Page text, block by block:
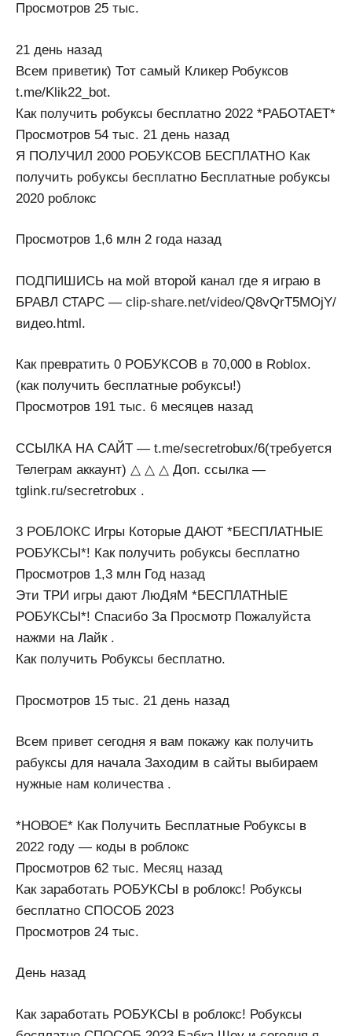
Просмотров 25 тыс.
21 день назад
Всем приветик) Тот самый Кликер Робуксов
t.me/Klik22_bot.
Как получить робуксы бесплатно 2022 *РАБОТАЕТ*
Просмотров 54 тыс. 21 день назад
Я ПОЛУЧИЛ 2000 РОБУКСОВ БЕСПЛАТНО Как
получить робуксы бесплатно Бесплатные робуксы
2020 роблокс
Просмотров 1,6 млн 2 года назад
ПОДПИШИСЬ на мой второй канал где я играю в
БРАВЛ СТАРС — clip-share.net/video/Q8vQrT5MOjY/
видео.html.
Как превратить 0 РОБУКСОВ в 70,000 в Roblox.
(как получить бесплатные робуксы!)
Просмотров 191 тыс. 6 месяцев назад
ССЫЛКА НА САЙТ — t.me/secretrobux/6(требуется
Телеграм аккаунт) △ △ △ Доп. ссылка —
tglink.ru/secretrobux .
3 РОБЛОКС Игры Которые ДАЮТ *БЕСПЛАТНЫЕ
РОБУКСЫ*! Как получить робуксы бесплатно
Просмотров 1,3 млн Год назад
Эти ТРИ игры дают ЛюДяМ *БЕСПЛАТНЫЕ
РОБУКСЫ*! Спасибо За Просмотр Пожалуйста
нажми на Лайк .
Как получить Робуксы бесплатно.
Просмотров 15 тыс. 21 день назад
Всем привет сегодня я вам покажу как получить
рабуксы для начала Заходим в сайты выбираем
нужные нам количества .
*НОВОЕ* Как Получить Бесплатные Робуксы в
2022 году — коды в роблокс
Просмотров 62 тыс. Месяц назад
Как заработать РОБУКСЫ в роблокс! Робуксы
бесплатно СПОСОБ 2023
Просмотров 24 тыс.
День назад
Как заработать РОБУКСЫ в роблокс! Робуксы